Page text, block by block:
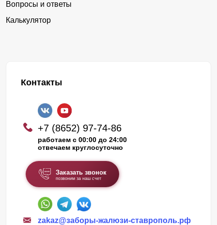
Вопросы и ответы
Калькулятор
Контакты
+7 (8652) 97-74-86
работаем с 00:00 до 24:00
отвечаем круглосуточно
Заказать звонок
позвоним за наш счет
zakaz@заборы-жалюзи-ставрополь.рф